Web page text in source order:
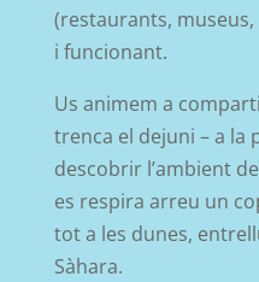
(restaurants,
i funcionant.
Us animem a
trenca el dejuni – a la
descobrir l’ambient
es respira arreu un
tot a les dunes,
Sàhara.